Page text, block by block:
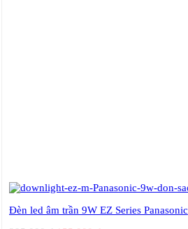
Đèn led âm trần 9W EZ Series Panasonic